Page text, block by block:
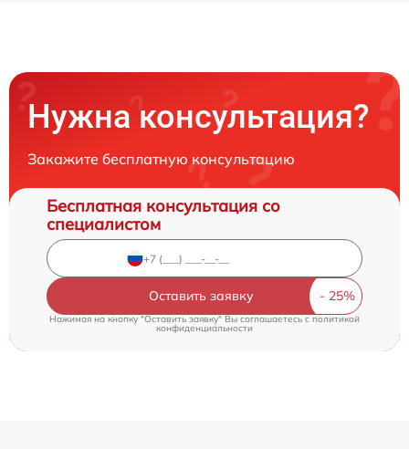
Нужна консультация?
Закажите бесплатную консультацию
Бесплатная консультация со
специалистом
Оставить заявку
Нажимая на кнопку "Оставить заявку" Вы соглашаетесь c политикой
конфиденциальности